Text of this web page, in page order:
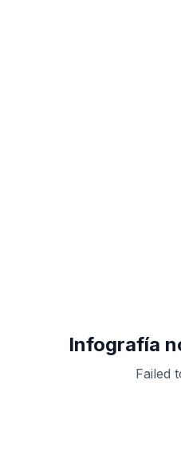
Infografía
Failed